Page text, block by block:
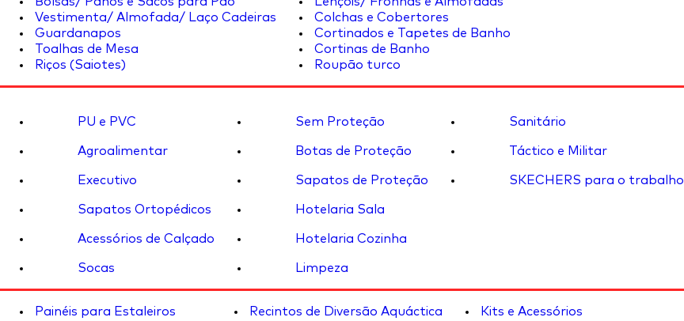
Vestimenta/ Almofada/ Laço Cadeiras
Guardanapos
Toalhas de Mesa
Riços (Saiotes)
Colchas e Cobertores
Cortinados e Tapetes de Banho
Cortinas de Banho
Roupão turco
PU e PVC
Agroalimentar
Executivo
Sapatos Ortopédicos
Acessórios de Calçado
Socas
Sem Proteção
Botas de Proteção
Sapatos de Proteção
Hotelaria Sala
Hotelaria Cozinha
Limpeza
Sanitário
Táctico e Militar
SKECHERS para o trabalho
Painéis para Estaleiros
Recintos de Diversão Aquáctica
Kits e Acessórios